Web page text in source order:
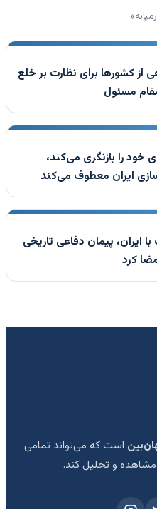
از کشورها برای نظارت بر خلع
مسئول
خود را بازنگری می‌کند،
ایران معطوف می‌کند
ایران، پیمان دفاعی تاریخی
کرد
است که می‌تواند تمامی
و تحلیل کند.